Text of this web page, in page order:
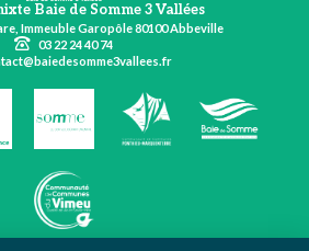
Baie de Somme 3 Vallées
Immeuble Garopôle 80100 Abbeville
03 22 24 40 74